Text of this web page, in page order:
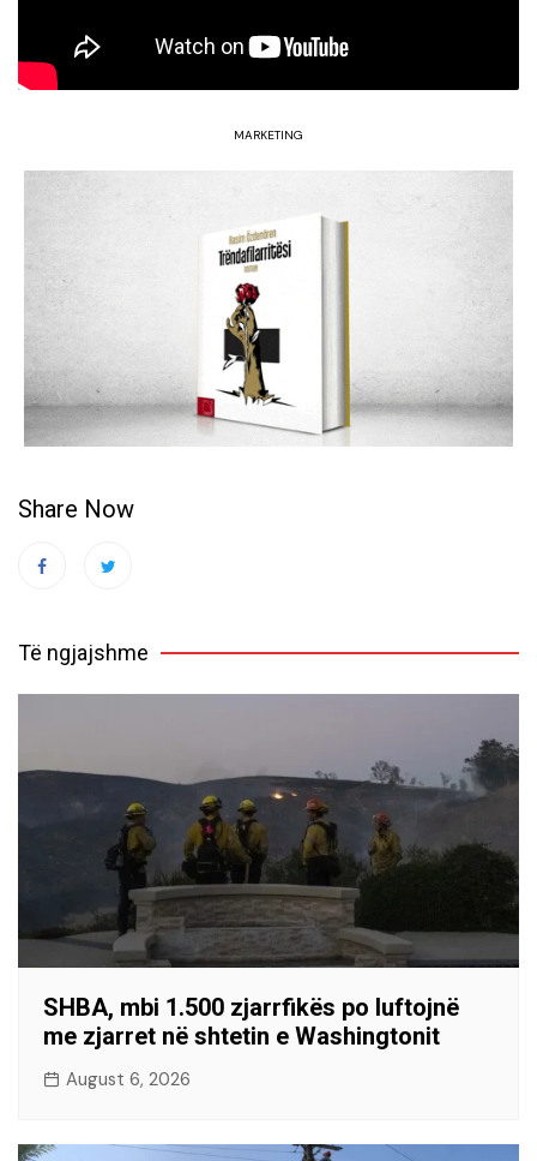
MARKETING
Share Now
Të ngjajshme
SHBA, mbi 1.500 zjarrfikës po luftojnë
me zjarret në shtetin e Washingtonit
August 6, 2026